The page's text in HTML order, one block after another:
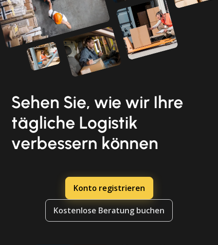
Sehen Sie, wie wir Ihre
tägliche Logistik
verbessern können
Konto registrieren
Kostenlose Beratung buchen